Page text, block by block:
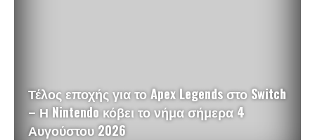
Τέλος εποχής για το Apex Legends στο Switch
– Η Nintendo κόβει το νήμα σήμερα 4
Αυγούστου 2026